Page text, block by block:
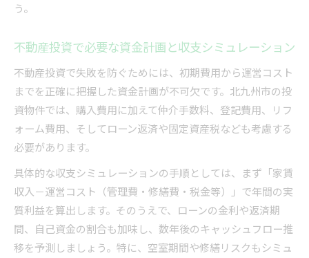
う。
不動産投資で必要な資金計画と収支シミュレーション
不動産投資で失敗を防ぐためには、初期費用から運営コスト
までを正確に把握した資金計画が不可欠です。北九州市の投
資物件では、購入費用に加えて仲介手数料、登記費用、リフ
ォーム費用、そしてローン返済や固定資産税なども考慮する
必要があります。
具体的な収支シミュレーションの手順としては、まず「家賃
収入－運営コスト（管理費・修繕費・税金等）」で年間の実
質利益を算出します。そのうえで、ローンの金利や返済期
間、自己資金の割合も加味し、数年後のキャッシュフロー推
移を予測しましょう。特に、空室期間や修繕リスクもシミュ